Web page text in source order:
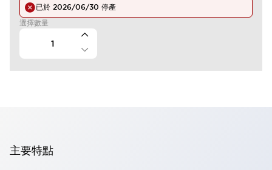
已於 2026/06/30 停產
選擇數量
主要特點